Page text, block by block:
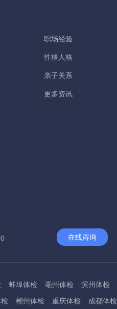
职场经验
性格人格
亲子关系
更多资讯
在线咨询
蚌埠体检 亳州体检 滨州体检
郴州体检 重庆体检 成都体检